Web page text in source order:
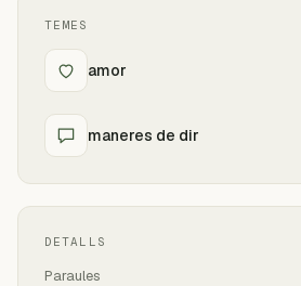
TEMES
amor
maneres de dir
DETALLS
Paraules